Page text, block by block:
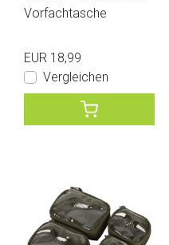
Vorfachtasche
EUR 18,99
Vergleichen